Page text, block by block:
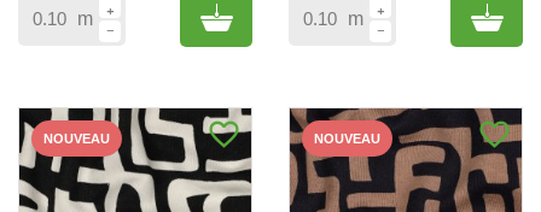
m Add to cart m Add
favorite_border
NOUVEAU favorite_border
NOUVEAU